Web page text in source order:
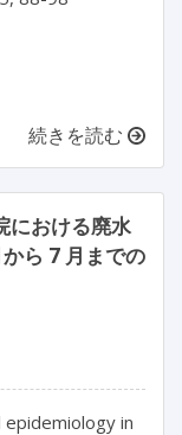
続きを読む
における廃水
ら 7 月までの
in